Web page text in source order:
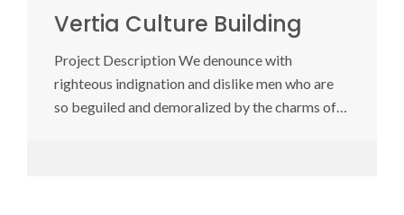
Vertia Culture Building
Project Description We denounce with
righteous indignation and dislike men who are
so beguiled and demoralized by the charms of…